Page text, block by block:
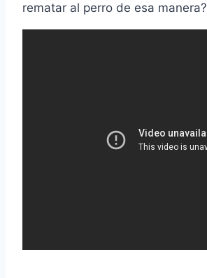
rematar al perro de esa manera?